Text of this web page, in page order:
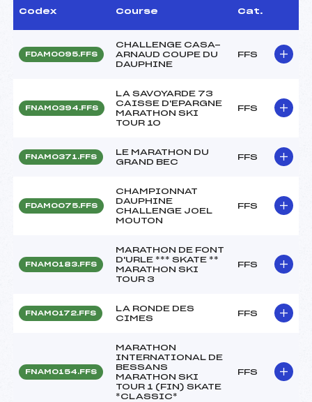
Codex Course Cat.
FDAM0095.FFS
CHALLENGE CASA-
ARNAUD COUPE DU
DAUPHINE
FFS
FNAM0394.FFS
LA SAVOYARDE 73
CAISSE D'EPARGNE
MARATHON SKI
TOUR 10
FFS
FNAM0371.FFS
LE MARATHON DU
GRAND BEC
FFS
FDAM0075.FFS
CHAMPIONNAT
DAUPHINE
CHALLENGE JOEL
MOUTON
FFS
FNAM0183.FFS
MARATHON DE FONT
D'URLE *** SKATE **
MARATHON SKI
TOUR 3
FFS
FNAM0172.FFS
LA RONDE DES
CIMES
FFS
FNAM0154.FFS
MARATHON
INTERNATIONAL DE
BESSANS
MARATHON SKI
TOUR 1 (FIN) SKATE
*CLASSIC*
FFS